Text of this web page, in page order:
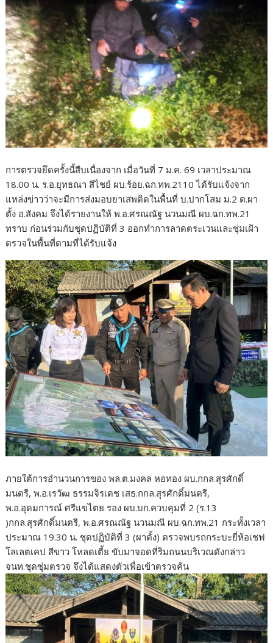
การตรวจยึดครั้งนี้สืบเนื่องจาก เมื่อวันที่ 7 ม.ค. 69 เวลาประมาณ
18.00 น. ร.อ.ยุทธณา สีไชย์ ผบ.ร้อย.ฉก.ทพ.2110 ได้รับแจ้งจาก
แหล่งข่าวว่าจะมีการส่งมอบยาเสพติดในพื้นที่ บ.ปากโสม ม.2 ต.ผา
ตั้ง อ.สังคม จึงได้รายงานให้ พ.อ.ศรณณัฐ นวนมณี ผบ.ฉก.ทพ.21
ทราบ ก่อนร่วมกับชุดปฏิบัติที่ 3 ออกทำการลาดตระเวนและซุ่มเฝ้า
ตรวจในพื้นที่ตามที่ได้รับแจ้ง
ภายใต้การอำนวนการของ พล.ต.มงคล หอทอง ผบ.กกล.สุรศักดิ์
มนตรี, พ.อ.เรวัฒ ธรรมจิรเดช เสธ.กกล.สุรศักดิ์มนตรี,
พ.อ.อุดมการณ์ ศรีแขไตย รอง ผบ.บก.ควบคุมที่ 2 (ร.13
)กกล.สุรศักดิ์มนตรี, พ.อ.ศรณณัฐ นวนมณี ผบ.ฉก.ทพ.21 กระทั้งเวลา
ประมาณ 19.30 น. ชุดปฏิบัติที่ 3 (ผาตั้ง) ตรวจพบรถกระบะยี่ห้อเชฟ
โลเลตเคป สีขาว โหลดเตี้ย ขับมาจอดที่ริมถนนบริเวณดังกล่าว
จนท.ชุดซุ่มตรวจ จึงได้แสดงตัวเพื่อเข้าตรวจค้น